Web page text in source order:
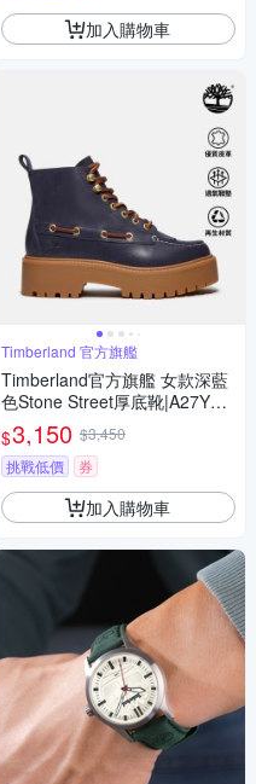
加入購物車
Timberland 官方旗艦
Timberland官方旗艦 女款深藍
色Stone Street厚底靴|A27YZE
P1
$3,150 $3,450
挑戰低價
券
加入購物車